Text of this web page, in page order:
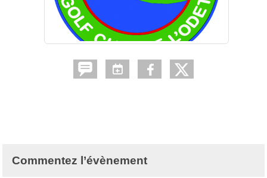
Commentez l’évènement